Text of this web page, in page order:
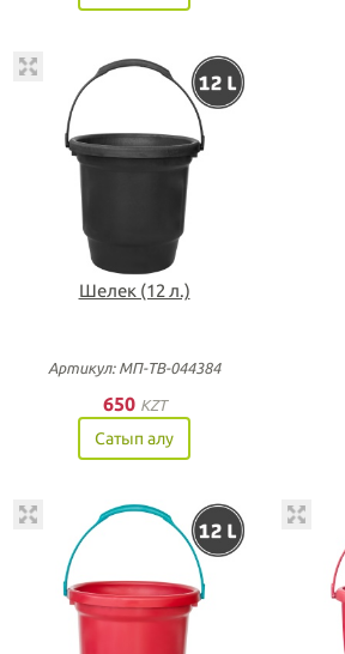
Шелек (12 л.)
Артикул: МП-ТВ-044384
650 KZT
Сатып алу